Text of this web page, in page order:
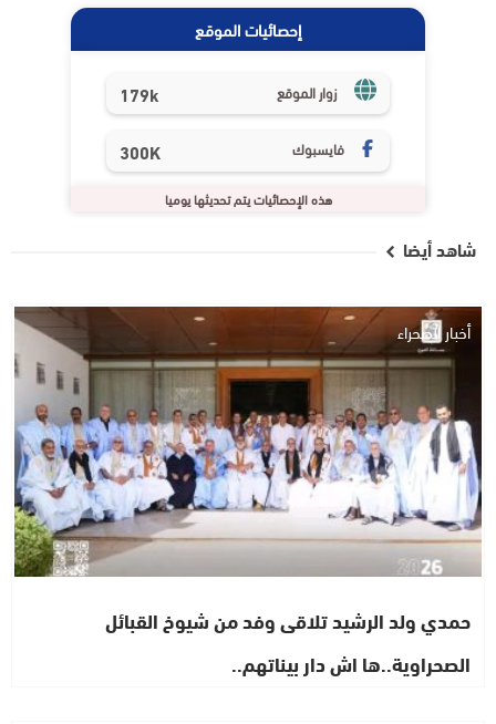
إحصائيات الموقع
زوار الموقع 179k
فايسبوك 300K
هذه الإحصائيات يتم تحديثها يوميا
شاهد أيضا
أخبار الصحراء
حمدي ولد الرشيد تلاقى وفد من شيوخ القبائل
الصحراوية..ها اش دار بيناتهم..